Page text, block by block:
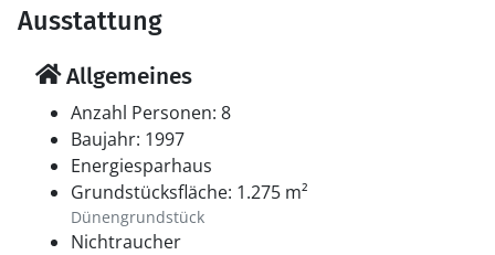
Ausstattung
Allgemeines
Anzahl Personen: 8
Baujahr: 1997
Energiesparhaus
Grundstücksfläche: 1.275 m²
Dünengrundstück
Nichtraucher